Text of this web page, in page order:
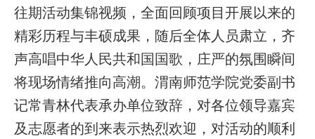
往期活动集锦视频，全面回顾项目开展以来的
精彩历程与丰硕成果，随后全体人员肃立，齐
声高唱中华人民共和国国歌，庄严的氛围瞬间
将现场情绪推向高潮。渭南师范学院党委副书
记常青林代表承办单位致辞，对各位领导嘉宾
及志愿者的到来表示热烈欢迎，对活动的顺利